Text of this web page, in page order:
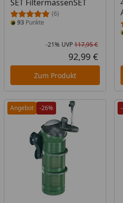
SET FiltermassenSET
(6)
93 Punkte
Rabatt
-21% UVP117,95 €
92,99 €
Zum Produkt
Angebot -26%